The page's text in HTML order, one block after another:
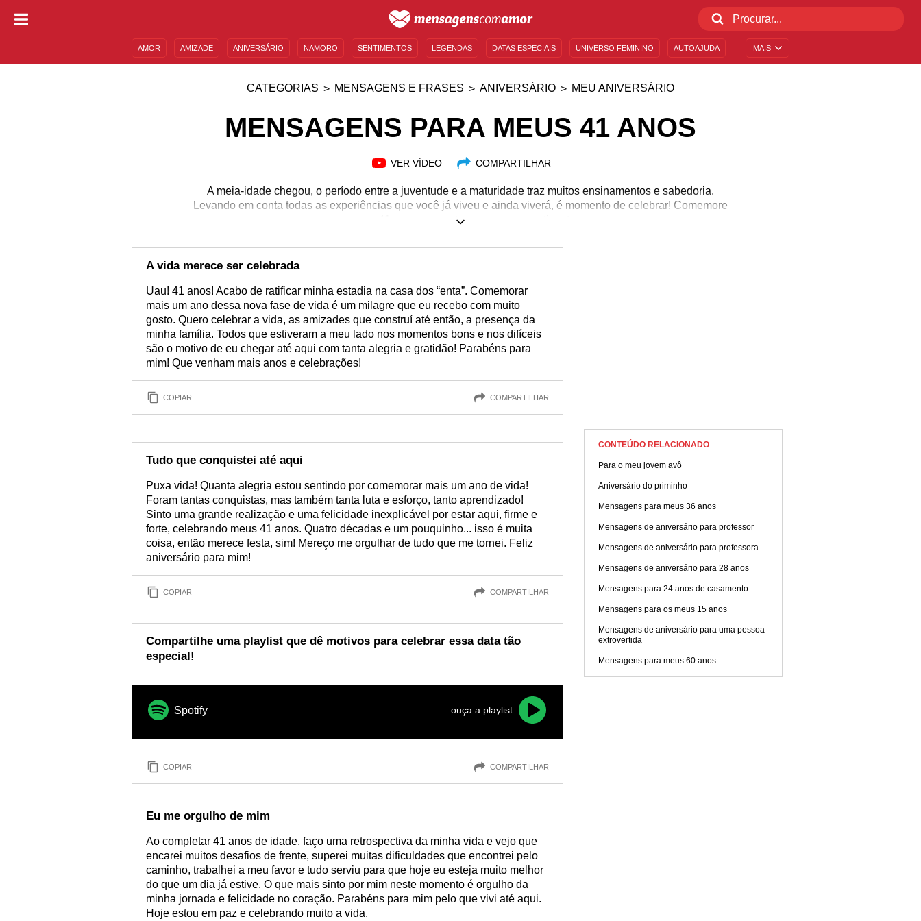
MAIS
AMOR AMIZADE ANIVERSÁRIO NAMORO SENTIMENTOS LEGENDAS DATAS ESPECIAIS UNIVERSO FEMININO AUTOAJUDA
CATEGORIAS MENSAGENS E FRASES ANIVERSÁRIO MEU ANIVERSÁRIO
MENSAGENS PARA MEUS 41 ANOS
VER VÍDEO COMPARTILHAR
A meia-idade chegou, o período entre a juventude e a maturidade traz muitos ensinamentos e sabedoria.
Levando em conta todas as experiências que você já viveu e ainda viverá, é momento de celebrar! Comemore
os seus 41 anos com estas mensagens cativantes.
A vida merece ser celebrada
Uau! 41 anos! Acabo de ratificar minha estadia na casa dos “enta”. Comemorar
mais um ano dessa nova fase de vida é um milagre que eu recebo com muito
gosto. Quero celebrar a vida, as amizades que construí até então, a presença da
minha família. Todos que estiveram a meu lado nos momentos bons e nos difíceis
são o motivo de eu chegar até aqui com tanta alegria e gratidão! Parabéns para
mim! Que venham mais anos e celebrações!
COPIAR COMPARTILHAR
Tudo que conquistei até aqui
Puxa vida! Quanta alegria estou sentindo por comemorar mais um ano de vida!
Foram tantas conquistas, mas também tanta luta e esforço, tanto aprendizado!
Sinto uma grande realização e uma felicidade inexplicável por estar aqui, firme e
forte, celebrando meus 41 anos. Quatro décadas e um pouquinho... isso é muita
coisa, então merece festa, sim! Mereço me orgulhar de tudo que me tornei. Feliz
aniversário para mim!
COPIAR COMPARTILHAR
Compartilhe uma playlist que dê motivos para celebrar essa data tão
especial!
Spotify ouça a playlist
COPIAR COMPARTILHAR
Eu me orgulho de mim
Ao completar 41 anos de idade, faço uma retrospectiva da minha vida e vejo que
encarei muitos desafios de frente, superei muitas dificuldades que encontrei pelo
caminho, trabalhei a meu favor e tudo serviu para que hoje eu esteja muito melhor
do que um dia já estive. O que mais sinto por mim neste momento é orgulho da
minha jornada e felicidade no coração. Parabéns para mim pelo que vivi até aqui.
Hoje estou em paz e celebrando muito a vida.
CONTEÚDO RELACIONADO
Para o meu jovem avô
Aniversário do priminho
Mensagens para meus 36 anos
Mensagens de aniversário para professor
Mensagens de aniversário para professora
Mensagens de aniversário para 28 anos
Mensagens para 24 anos de casamento
Mensagens para os meus 15 anos
Mensagens de aniversário para uma pessoa
extrovertida
Mensagens para meus 60 anos